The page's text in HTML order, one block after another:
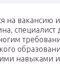
на вакансию
специалист
навыками